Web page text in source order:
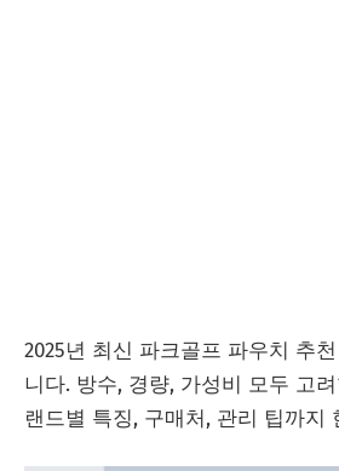
2025년 최신 파크골프 파우치 추
니다. 방수, 경량, 가성비 모두 고
랜드별 특징, 구매처, 관리 팁까지